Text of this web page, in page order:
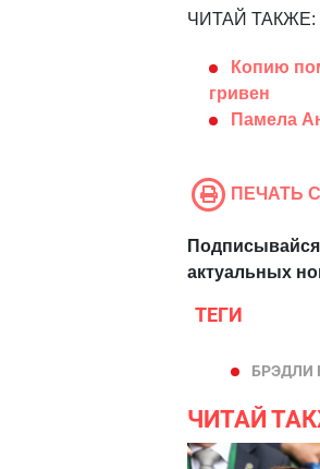
ЧИТАЙ ТАКЖЕ:
Копию
гривен
Памела
ПЕЧАТЬ
актуальных
ТЕГИ
БРЭДЛИ
ЧИТАЙ